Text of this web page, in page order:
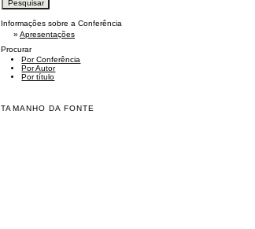
Informações sobre a Conferência
»Apresentações
Procurar
Por Conferência
Por Autor
Por título
TAMANHO DA FONTE